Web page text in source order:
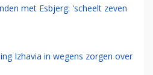
met Esbjerg: 'scheelt zeven
Izhavia in wegens zorgen over